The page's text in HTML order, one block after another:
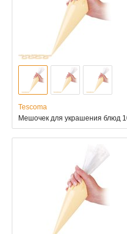
Tescoma
Мешочек для украшения блюд